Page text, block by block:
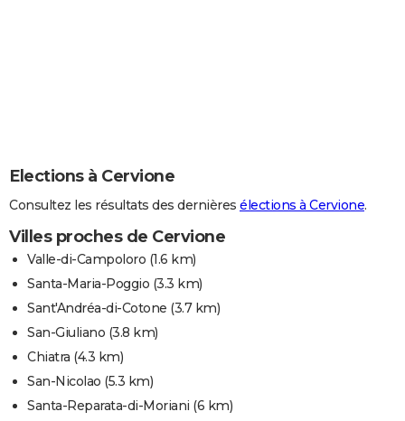
Elections à Cervione
Consultez les résultats des dernières élections à Cervione.
Villes proches de Cervione
Valle-di-Campoloro (1.6 km)
Santa-Maria-Poggio (3.3 km)
Sant'Andréa-di-Cotone (3.7 km)
San-Giuliano (3.8 km)
Chiatra (4.3 km)
San-Nicolao (5.3 km)
Santa-Reparata-di-Moriani (6 km)